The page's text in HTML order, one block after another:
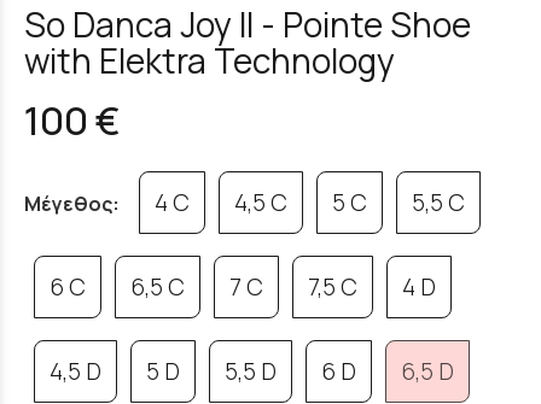
So Danca Joy II - Pointe Shoe
with Elektra Technology
100 €
Μέγεθος: 4 C 4,5 C 5 C 5,5 C
6 C 6,5 C 7 C 7,5 C 4 D
4,5 D 5 D 5,5 D 6 D 6,5 D